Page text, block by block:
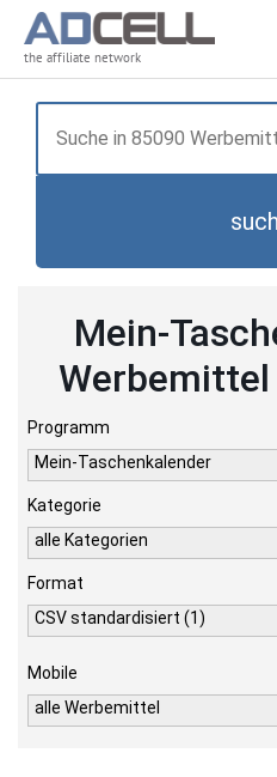
the affiliate network
Mein-
Werbemittel
Programm
Mein-Taschenkalender
Kategorie
alle Kategorien
Format
CSV standardisiert (1)
Mobile
alle Werbemittel